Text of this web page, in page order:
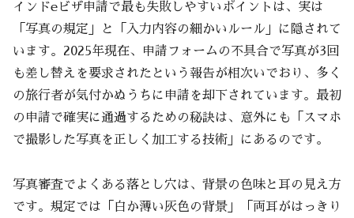
インドeビザ申請で最も失敗しやすいポイントは、実は
「写真の規定」と「入力内容の細かいルール」に隠されて
います。2025年現在、申請フォームの不具合で写真が3回
も差し替えを要求されたという報告が相次いでおり、多く
の旅行者が気付かぬうちに申請を却下されています。最初
の申請で確実に通過するための秘訣は、意外にも「スマホ
で撮影した写真を正しく加工する技術」にあるのです。
写真審査でよくある落とし穴は、背景の色味と耳の見え方
です。規定では「白か薄い灰色の背景」「両耳がはっきり